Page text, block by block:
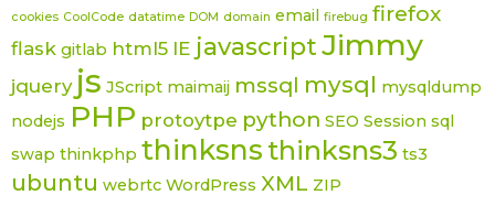
cookies CoolCode datatime DOM domain email firebug firefox
flask gitlab html5 IE javascriptJimmy
jquery js JScript maimaij mssql mysql mysqldump
nodejs PHP protoytpe python SEO Session sql
swap thinkphp thinksns thinksns3 ts3
ubuntu webrtc WordPress XML ZIP